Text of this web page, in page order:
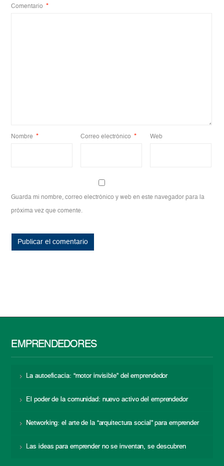
Comentario *
Nombre * Correo electrónico * Web
Guarda mi nombre, correo electrónico y web en este navegador para la
próxima vez que comente.
EMPRENDEDORES
La autoeficacia: “motor invisible” del emprendedor
El poder de la comunidad: nuevo activo del emprendedor
Networking: el arte de la “arquitectura social” para emprender
Las ideas para emprender no se inventan, se descubren